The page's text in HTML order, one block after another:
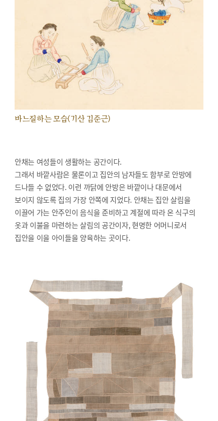
바느질하는 모습(기산 김준근)
안채는 여성들이 생활하는 공간이다.
그래서 바깥사람은 물론이고 집안의 남자들도 함부로 안방에
드나들 수 없었다. 이런 까닭에 안방은 바깥이나 대문에서
보이지 않도록 집의 가장 안쪽에 지었다. 안채는 집안 살림을
이끌어 가는 안주인이 음식을 준비하고 계절에 따라 온 식구의
옷과 이불을 마련하는 살림의 공간이자, 현명한 어머니로서
집안을 이을 아이들을 양육하는 곳이다.